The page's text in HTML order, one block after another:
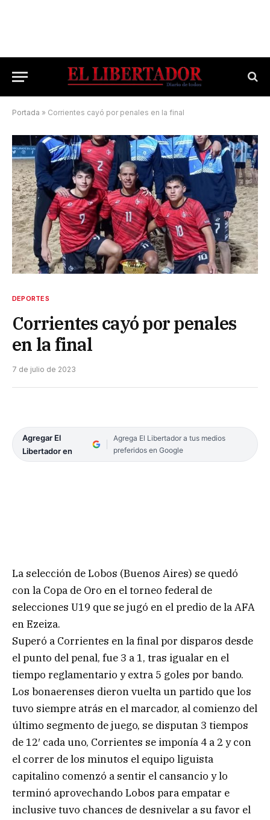
Portada » Corrientes cayó por penales en la final
DEPORTES
Corrientes cayó por penales
en la final
7 de julio de 2023
Agregar El
Libertador en
Agrega El Libertador a tus medios
preferidos en Google
La selección de Lobos (Buenos Aires) se quedó
con la Copa de Oro en el torneo federal de
selecciones U19 que se jugó en el predio de la AFA
en Ezeiza.
Superó a Corrientes en la final por disparos desde
el punto del penal, fue 3 a 1, tras igualar en el
tiempo reglamentario y extra 5 goles por bando.
Los bonaerenses dieron vuelta un partido que los
tuvo siempre atrás en el marcador, al comienzo del
último segmento de juego, se disputan 3 tiempos
de 12′ cada uno, Corrientes se imponía 4 a 2 y con
el correr de los minutos el equipo liguista
capitalino comenzó a sentir el cansancio y lo
terminó aprovechando Lobos para empatar e
inclusive tuvo chances de desnivelar a su favor el